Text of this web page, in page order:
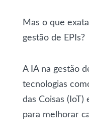
Mas o que
gestão de EPIs?
A IA na gestão
tecnologias
das Coisas (IoT)
para melhorar